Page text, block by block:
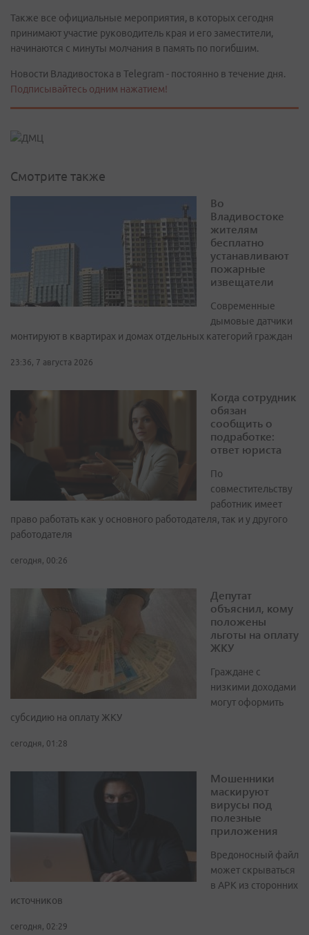
Также все официальные мероприятия, в которых сегодня
принимают участие руководитель края и его заместители,
начинаются с минуты молчания в память по погибшим.
Новости Владивостока в Telegram - постоянно в течение дня.
Подписывайтесь одним нажатием!
Смотрите также
Во
Владивостоке
жителям
бесплатно
устанавливают
пожарные
извещатели
Современные
дымовые датчики
монтируют в квартирах и домах отдельных категорий граждан
23:36, 7 августа 2026
Когда сотрудник
обязан
сообщить о
подработке:
ответ юриста
По
совместительству
работник имеет
право работать как у основного работодателя, так и у другого
работодателя
сегодня, 00:26
Депутат
объяснил, кому
положены
льготы на оплату
ЖКУ
Граждане с
низкими доходами
могут оформить
субсидию на оплату ЖКУ
сегодня, 01:28
Мошенники
маскируют
вирусы под
полезные
приложения
Вредоносный файл
может скрываться
в APK из сторонних
источников
сегодня, 02:29